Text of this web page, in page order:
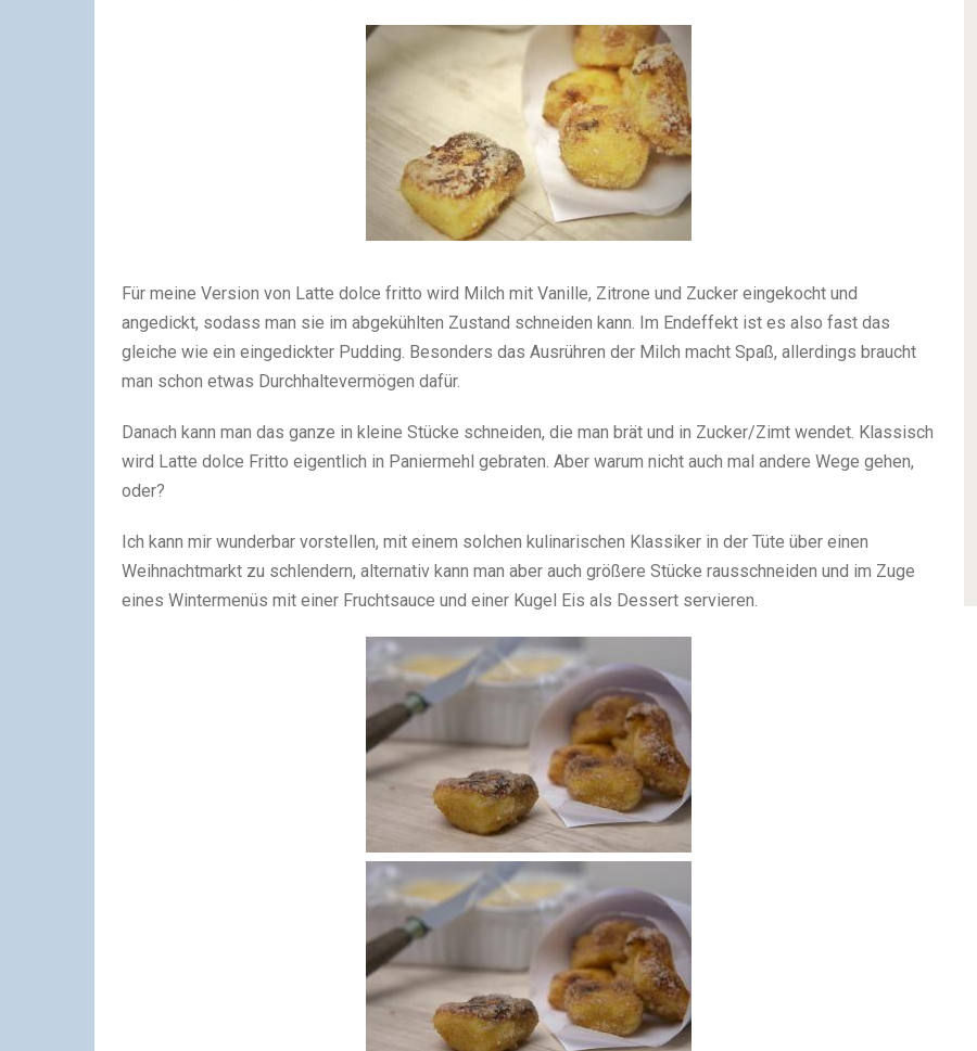
Für meine Version von Latte dolce fritto wird Milch mit Vanille, Zitrone und Zucker eingekocht und
angedickt, sodass man sie im abgekühlten Zustand schneiden kann. Im Endeffekt ist es also fast das
gleiche wie ein eingedickter Pudding. Besonders das Ausrühren der Milch macht Spaß, allerdings braucht
man schon etwas Durchhaltevermögen dafür.
Danach kann man das ganze in kleine Stücke schneiden, die man brät und in Zucker/Zimt wendet. Klassisch
wird Latte dolce Fritto eigentlich in Paniermehl gebraten. Aber warum nicht auch mal andere Wege gehen,
oder?
Ich kann mir wunderbar vorstellen, mit einem solchen kulinarischen Klassiker in der Tüte über einen
Weihnachtmarkt zu schlendern, alternativ kann man aber auch größere Stücke rausschneiden und im Zuge
eines Wintermenüs mit einer Fruchtsauce und einer Kugel Eis als Dessert servieren.